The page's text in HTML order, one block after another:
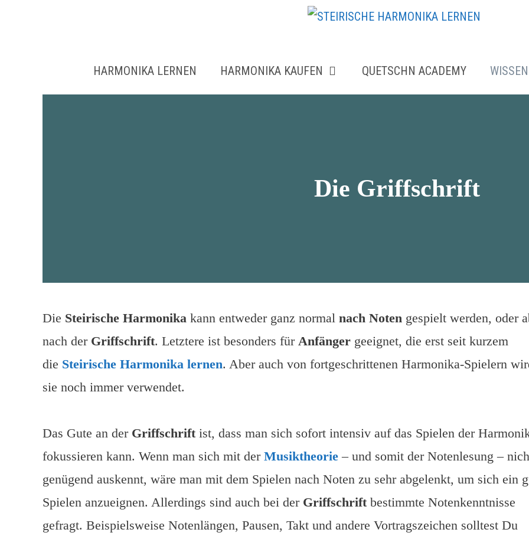
HARMONIKA LERNEN HARMONIKA KAUFEN QUETSCHN ACADEMY
Die Griffschrift
Die Steirische Harmonika kann entweder ganz normal nach Noten gespielt werden, oder
nach der Griffschrift. Letztere ist besonders für Anfänger geeignet, die erst seit kurzem
die Steirische Harmonika lernen. Aber auch von fortgeschrittenen Harmonika-Spielern
sie noch immer verwendet.
Das Gute an der Griffschrift ist, dass man sich sofort intensiv auf das Spielen der
fokussieren kann. Wenn man sich mit der Musiktheorie – und somit der Notenlesung –
genügend auskennt, wäre man mit dem Spielen nach Noten zu sehr abgelenkt, um sich ein
Spielen anzueignen. Allerdings sind auch bei der Griffschrift bestimmte Notenkenntnisse
gefragt. Beispielsweise Notenlängen, Pausen, Takt und andere Vortragszeichen solltest Du